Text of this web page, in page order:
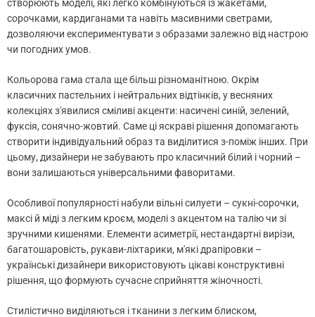
створюють моделі, які легко комбінуються із жакетами,
сорочками, кардиганами та навіть масивними светрами,
дозволяючи експериментувати з образами залежно від настрою
чи погодних умов.
Кольорова гама стала ще більш різноманітною. Окрім
класичних пастельних і нейтральних відтінків, у весняних
колекціях з'явилися сміливі акценти: насичені синій, зелений,
фуксія, сонячно-жовтий. Саме ці яскраві рішення допомагають
створити індивідуальний образ та виділитися з-поміж інших. При
цьому, дизайнери не забувають про класичний білий і чорний –
вони залишаються універсальними фаворитами.
Особливої популярності набули вільні силуети – сукні-сорочки,
максі й міді з легким кроєм, моделі з акцентом на талію чи зі
зручними кишенями. Елементи асиметрії, нестандартні вирізи,
багатошаровість, рукави-ліхтарики, м'які драпіровки –
українські дизайнери використовують цікаві конструктивні
рішення, що формують сучасне сприйняття жіночності.
Стилістично виділяються і тканини з легким блиском,